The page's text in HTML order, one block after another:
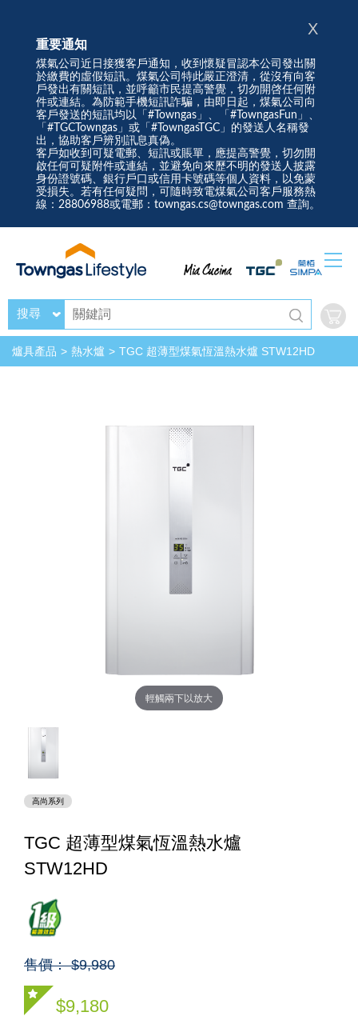
重要通知
煤氣公司近日接獲客戶通知，收到懷疑冒認本公司發出關
於繳費的虛假短訊。煤氣公司特此嚴正澄清，從沒有向客
戶發出有關短訊，並呼籲市民提高警覺，切勿開啓任何附
件或連結。為防範手機短訊詐騙，由即日起，煤氣公司向
客戶發送的短訊均以「#Towngas」、「#TowngasFun」、
「#TGCTowngas」或「#TowngasTGC」的發送人名稱發
出，協助客戶辨別訊息真偽。
客戶如收到可疑電郵、短訊或賬單，應提高警覺，切勿開
啟任何可疑附件或連結，並避免向來歷不明的發送人披露
身份證號碼、銀行戶口或信用卡號碼等個人資料，以免蒙
受損失。若有任何疑問，可隨時致電煤氣公司客戶服務熱
線：28806988或電郵：towngas.cs@towngas.com 查詢。
X
搜尋
爐具產品 熱水爐 TGC 超薄型煤氣恆溫熱水爐 STW12HD
輕觸兩下以放大
高尚系列
TGC 超薄型煤氣恆溫熱水爐
STW12HD
售價： $9,980
$9,180